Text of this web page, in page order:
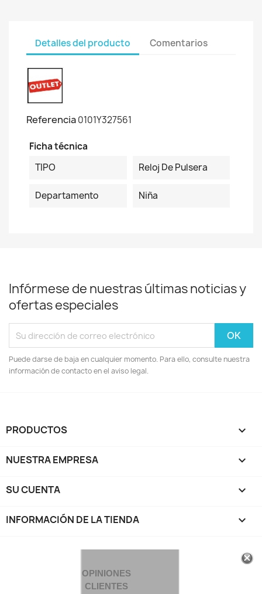
Detalles del producto Comentarios
Referencia0101Y327561
Ficha técnica
TIPO
Reloj De Pulsera
Departamento Niña
Infórmese de nuestras últimas noticias y
ofertas especiales
Puede darse de baja en cualquier momento. Para ello, consulte nuestra
información de contacto en el aviso legal.
PRODUCTOS 
NUESTRA EMPRESA 
SU CUENTA 
INFORMACIÓN DE LA TIENDA keyboard_arrow_down
OPINIONES
CLIENTES